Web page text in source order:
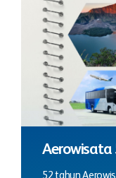
Aerowisata
52 tahun